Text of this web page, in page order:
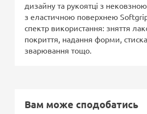
дизайну та рукоятці з
з еластичною поверхнею
спектр використання: зняття
покриття, надання форми,
зварювання тощо.
Вам може сподобатись